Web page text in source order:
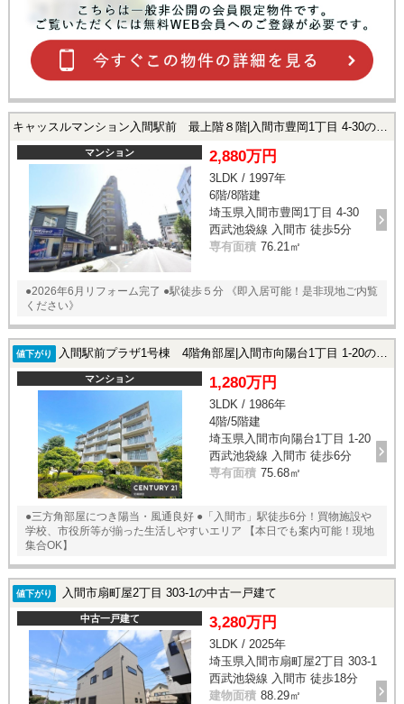
キャッスルマンション入間駅前 最上階８階|入間市豊岡1丁目 4-30の中古マンション
マンション 2,880万円
3LDK / 1997年
6階/8階建
埼玉県入間市豊岡1丁目 4-30
西武池袋線 入間市 徒歩5分
専有面積 76.21㎡
●2026年6月リフォーム完了 ●駅徒歩５分 《即入居可能！是非現地ご内覧
ください》
値下がり 入間駅前プラザ1号棟 4階角部屋|入間市向陽台1丁目 1-20の中古マンション
マンション 1,280万円
3LDK / 1986年
4階/5階建
埼玉県入間市向陽台1丁目 1-20
西武池袋線 入間市 徒歩6分
専有面積 75.68㎡
●三方角部屋につき陽当・風通良好 ●「入間市」駅徒歩6分！買物施設や
学校、市役所等が揃った生活しやすいエリア 【本日でも案内可能！現地
集合OK】
値下がり 入間市扇町屋2丁目 303-1の中古一戸建て
中古一戸建て 3,280万円
3LDK / 2025年
埼玉県入間市扇町屋2丁目 303-1
西武池袋線 入間市 徒歩18分
建物面積 88.29㎡